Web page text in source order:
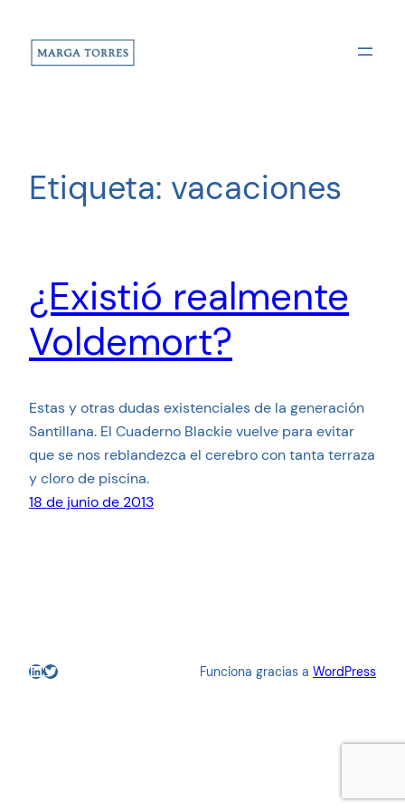
contenido
Etiqueta: vacaciones
¿Existió realmente
Voldemort?
Estas y otras dudas existenciales de la generación
Santillana. El Cuaderno Blackie vuelve para evitar
que se nos reblandezca el cerebro con tanta terraza
y cloro de piscina.
18 de junio de 2013
LinkedIn
Twitter Funciona gracias a WordPress